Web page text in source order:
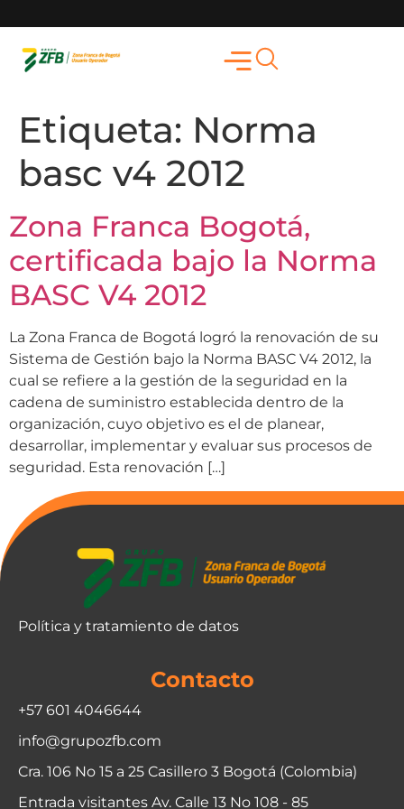
Etiqueta: Norma
basc v4 2012
Zona Franca Bogotá,
certificada bajo la Norma
BASC V4 2012
La Zona Franca de Bogotá logró la renovación de su
Sistema de Gestión bajo la Norma BASC V4 2012, la
cual se refiere a la gestión de la seguridad en la
cadena de suministro establecida dentro de la
organización, cuyo objetivo es el de planear,
desarrollar, implementar y evaluar sus procesos de
seguridad. Esta renovación […]
Política y tratamiento de datos
Contacto
+57 601 4046644
info@grupozfb.com
Cra. 106 No 15 a 25 Casillero 3 Bogotá (Colombia)
Entrada visitantes Av. Calle 13 No 108 - 85